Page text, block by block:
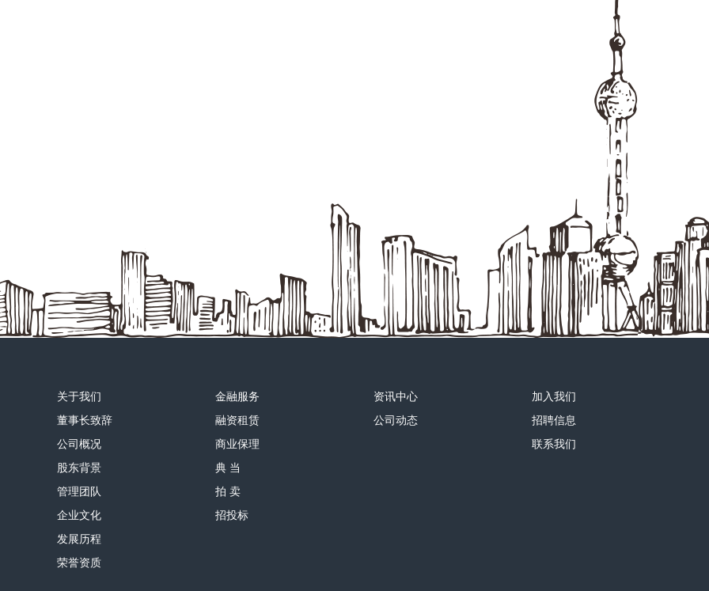
关于我们
董事长致辞
公司概况
股东背景
管理团队
企业文化
发展历程
荣誉资质
金融服务
融资租赁
商业保理
典 当
拍 卖
招投标
资讯中心
公司动态
加入我们
招聘信息
联系我们